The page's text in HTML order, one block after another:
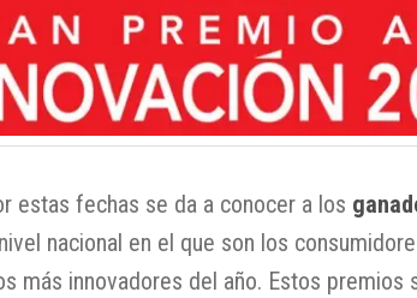
estas fechas se da a conocer a los
nacional en el que son los
más innovadores del año. Estos